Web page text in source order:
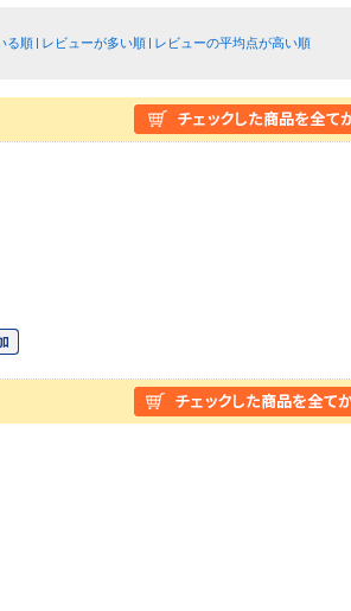
る順 レビューが多い順
レビューの平均点が高い順